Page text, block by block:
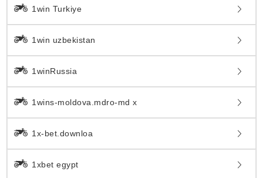
1win Turkiye
1win uzbekistan
1winRussia
1wins-moldova.mdro-md x
1x-bet.downloa
1xbet egypt